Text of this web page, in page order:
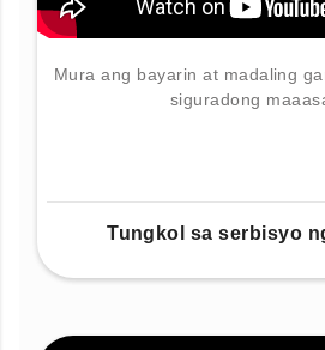
Mura ang bayarin at madaling
siguradong
Tungkol sa serbisyo